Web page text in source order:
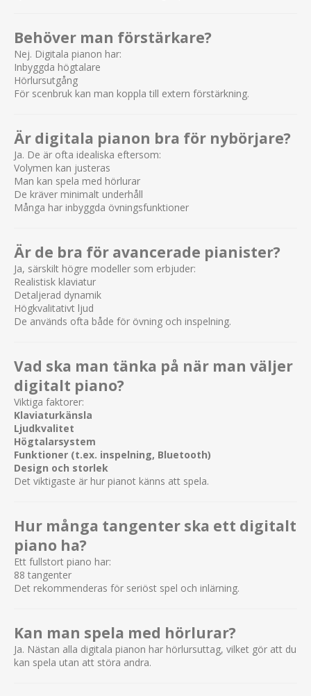
Behöver man förstärkare?
Nej. Digitala pianon har:
Inbyggda högtalare
Hörlursutgång
För scenbruk kan man koppla till extern förstärkning.
Är digitala pianon bra för nybörjare?
Ja. De är ofta idealiska eftersom:
Volymen kan justeras
Man kan spela med hörlurar
De kräver minimalt underhåll
Många har inbyggda övningsfunktioner
Är de bra för avancerade pianister?
Ja, särskilt högre modeller som erbjuder:
Realistisk klaviatur
Detaljerad dynamik
Högkvalitativt ljud
De används ofta både för övning och inspelning.
Vad ska man tänka på när man väljer
digitalt piano?
Viktiga faktorer:
Klaviaturkänsla
Ljudkvalitet
Högtalarsystem
Funktioner (t.ex. inspelning, Bluetooth)
Design och storlek
Det viktigaste är hur pianot känns att spela.
Hur många tangenter ska ett digitalt
piano ha?
Ett fullstort piano har:
88 tangenter
Det rekommenderas för seriöst spel och inlärning.
Kan man spela med hörlurar?
Ja. Nästan alla digitala pianon har hörlursuttag, vilket gör att du
kan spela utan att störa andra.